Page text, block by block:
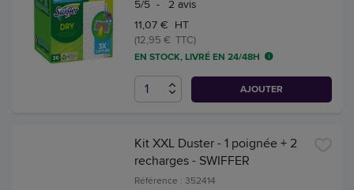
5/5 - 2 avis
11,07 € HT
(12,95 € TTC)
EN STOCK, LIVRÉ EN 24/48H
AJOUTER
Kit XXL Duster - 1 poignée + 2
recharges - SWIFFER
Référence : 352414